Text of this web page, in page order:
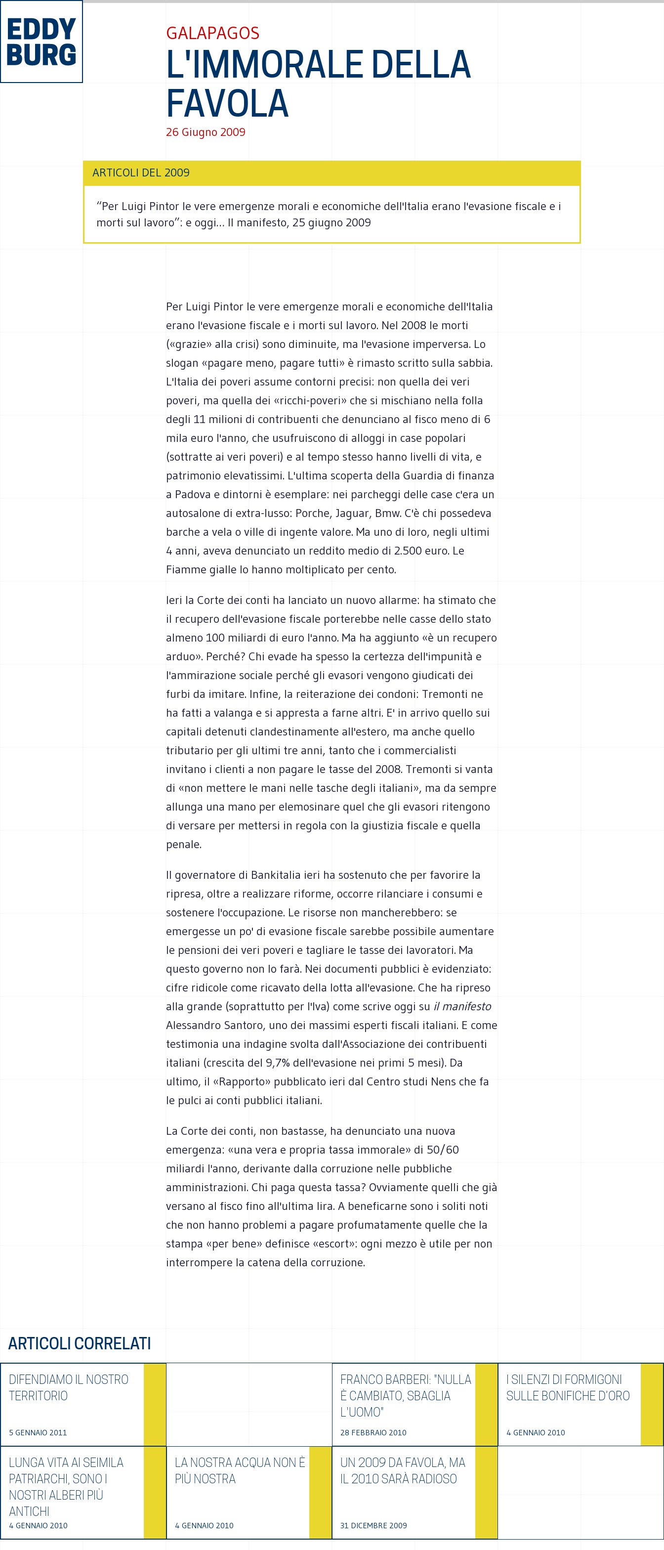
GALAPAGOS
L'IMMORALE DELLA
FAVOLA
26 Giugno 2009
ARTICOLI DEL 2009
“Per Luigi Pintor le vere emergenze morali e economiche dell'Italia erano l'evasione fiscale e i
morti sul lavoro”: e oggi… Il manifesto, 25 giugno 2009
Per Luigi Pintor le vere emergenze morali e economiche dell'Italia
erano l'evasione fiscale e i morti sul lavoro. Nel 2008 le morti
(«grazie» alla crisi) sono diminuite, ma l'evasione imperversa. Lo
slogan «pagare meno, pagare tutti» è rimasto scritto sulla sabbia.
L'Italia dei poveri assume contorni precisi: non quella dei veri
poveri, ma quella dei «ricchi-poveri» che si mischiano nella folla
degli 11 milioni di contribuenti che denunciano al fisco meno di 6
mila euro l'anno, che usufruiscono di alloggi in case popolari
(sottratte ai veri poveri) e al tempo stesso hanno livelli di vita, e
patrimonio elevatissimi. L'ultima scoperta della Guardia di finanza
a Padova e dintorni è esemplare: nei parcheggi delle case c'era un
autosalone di extra-lusso: Porche, Jaguar, Bmw. C'è chi possedeva
barche a vela o ville di ingente valore. Ma uno di loro, negli ultimi
4 anni, aveva denunciato un reddito medio di 2.500 euro. Le
Fiamme gialle lo hanno moltiplicato per cento.
Ieri la Corte dei conti ha lanciato un nuovo allarme: ha stimato che
il recupero dell'evasione fiscale porterebbe nelle casse dello stato
almeno 100 miliardi di euro l'anno. Ma ha aggiunto «è un recupero
arduo». Perché? Chi evade ha spesso la certezza dell'impunità e
l'ammirazione sociale perché gli evasori vengono giudicati dei
furbi da imitare. Infine, la reiterazione dei condoni: Tremonti ne
ha fatti a valanga e si appresta a farne altri. E' in arrivo quello sui
capitali detenuti clandestinamente all'estero, ma anche quello
tributario per gli ultimi tre anni, tanto che i commercialisti
invitano i clienti a non pagare le tasse del 2008. Tremonti si vanta
di «non mettere le mani nelle tasche degli italiani», ma da sempre
allunga una mano per elemosinare quel che gli evasori ritengono
di versare per mettersi in regola con la giustizia fiscale e quella
penale.
Il governatore di Bankitalia ieri ha sostenuto che per favorire la
ripresa, oltre a realizzare riforme, occorre rilanciare i consumi e
sostenere l'occupazione. Le risorse non mancherebbero: se
emergesse un po' di evasione fiscale sarebbe possibile aumentare
le pensioni dei veri poveri e tagliare le tasse dei lavoratori. Ma
questo governo non lo farà. Nei documenti pubblici è evidenziato:
cifre ridicole come ricavato della lotta all'evasione. Che ha ripreso
alla grande (soprattutto per l'Iva) come scrive oggi su il manifesto
Alessandro Santoro, uno dei massimi esperti fiscali italiani. E come
testimonia una indagine svolta dall'Associazione dei contribuenti
italiani (crescita del 9,7% dell'evasione nei primi 5 mesi). Da
ultimo, il «Rapporto» pubblicato ieri dal Centro studi Nens che fa
le pulci ai conti pubblici italiani.
La Corte dei conti, non bastasse, ha denunciato una nuova
emergenza: «una vera e propria tassa immorale» di 50/60
miliardi l'anno, derivante dalla corruzione nelle pubbliche
amministrazioni. Chi paga questa tassa? Ovviamente quelli che già
versano al fisco fino all'ultima lira. A beneficarne sono i soliti noti
che non hanno problemi a pagare profumatamente quelle che la
stampa «per bene» definisce «escort»: ogni mezzo è utile per non
interrompere la catena della corruzione.
ARTICOLI CORRELATI
DIFENDIAMO IL NOSTRO
TERRITORIO
5 GENNAIO 2011
FRANCO BARBERI: "NULLA
È CAMBIATO, SBAGLIA
L'UOMO"
28 FEBBRAIO 2010
I SILENZI DI FORMIGONI
SULLE BONIFICHE D’ORO
4 GENNAIO 2010
LUNGA VITA AI SEIMILA
PATRIARCHI, SONO I
NOSTRI ALBERI PIÙ
ANTICHI
4 GENNAIO 2010
LA NOSTRA ACQUA NON È
PIÙ NOSTRA
4 GENNAIO 2010
UN 2009 DA FAVOLA, MA
IL 2010 SARÀ RADIOSO
31 DICEMBRE 2009